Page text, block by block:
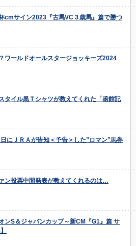
cmサイン2023『古馬VC３歳馬』篇で勝つ
ワールドオールスタージョッキーズ2024
タイル黒Ｔシャツが教えてくれた「函館記
にＪＲＡが告知＜予告＞した”ロマン”馬券
ン投票中間発表が教えてくれるのは…
ンS＆ジャパンカップ～新CM『G1』篇 サ